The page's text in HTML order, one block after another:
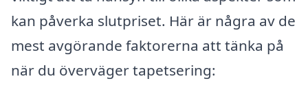
kan påverka slutpriset. Här är några av de
mest avgörande faktorerna att tänka på
när du överväger tapetsering: